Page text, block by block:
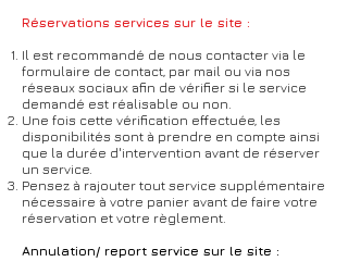
Réservations services sur le site :
Il est recommandé de nous contacter via le
formulaire de contact, par mail ou via nos
réseaux sociaux afin de vérifier si le service
demandé est réalisable ou non.
Une fois cette vérification effectuée, les
disponibilités sont à prendre en compte ainsi
que la durée d'intervention avant de réserver
un service.
Pensez à rajouter tout service supplémentaire
nécessaire à votre panier avant de faire votre
réservation et votre règlement.
Annulation/ report service sur le site :